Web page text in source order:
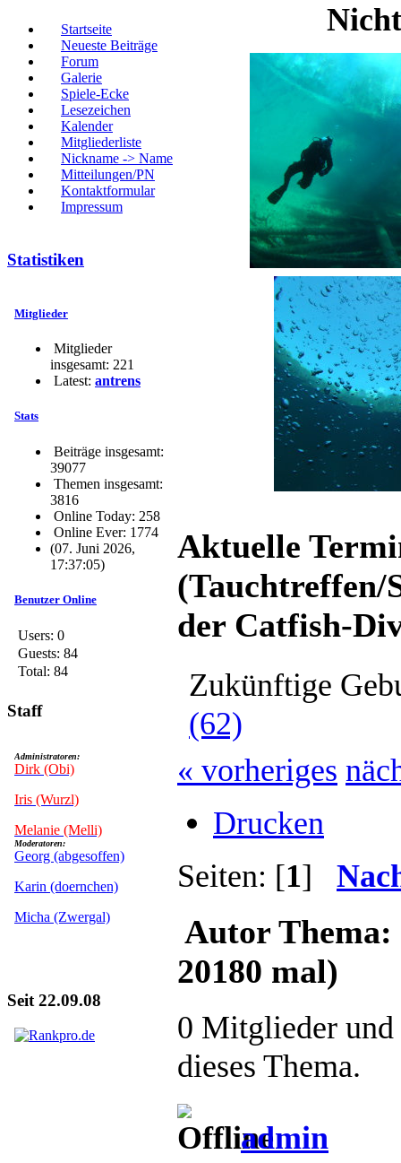
Startseite
Neueste Beiträge
Forum
Galerie
Spiele-Ecke
Lesezeichen
Kalender
Mitgliederliste
Nickname -> Name
Mitteilungen/PN
Kontaktformular
Impressum
Statistiken
Mitglieder
Mitglieder
insgesamt: 221
Latest: antrens
Stats
Beiträge insgesamt:
39077
Themen insgesamt:
3816
Online Today: 258
Online Ever: 1774
(07. Juni 2026,
17:37:05)
Benutzer Online
Users: 0
Guests: 84
Total: 84
Staff
Administratoren:
Dirk (Obi)
Iris (Wurzl)
Melanie (Melli)
Moderatoren:
Georg (abgesoffen)
Karin (doernchen)
Micha (Zwergal)
Seit 22.09.08
Aktuelle
(Tauchtreffen/
der Catfish-
Zukünftige
(62)
« vorheriges
Drucken
Seiten: [1]
Autor
20180 mal)
0 Mitglieder und
dieses Thema.
admin